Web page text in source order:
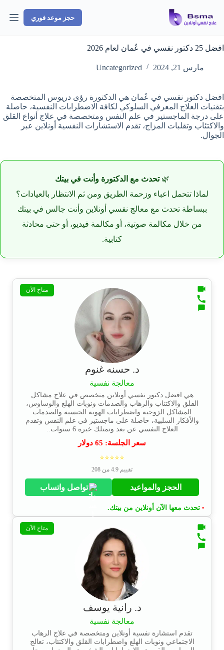
المحتوى
حجز موعد فوري
افضل 25 دكتور نفسي في عُمان لعام 2026
مارس 21, 2024 Uncategorized
افضل دكتور نفسي في عُمان هي الدكتورة رؤى دريوس المتخصصة
بتقنيات العلاج المعرفي السلوكي لكافة الاضطرابات النفسية، حاصلة
على درجة الماجستير في علم النفس ومتخصصة في علاج أنواع القلق
والاكتئاب وتقلبات المزاج، تقدم الاستشارات النفسية أونلاين عبر
الجوال.
🌿تحدث مع الدكتورة وأنت في بيتك
لماذا تتحمل اعباء وزحمة الطريق ومن ثم الانتظار بالعيادات؟
ببساطة تحدث مع معالج نفسي أونلاين وأنت جالس في بيتك
من خلال مكالمة صوتية، أو مكالمة فيديو، أو حتى محادثة
كتابية.
متاح الآن
د. حسنه غنوم
معالجة نفسية
هي افضل دكتور نفسي أونلاين متخصص في علاج مشاكل
القلق والاكتئاب والرهاب والصدمات ونوبات الهلع والوساوس،
المشاكل الزوجية واضطرابات الهوية الجنسية والصدمات
والأفكار السلبية، حاصلة على ماجستير في علم النفس وتقدم
العلاج النفسي عن بعد وتمتلك خبرة 6 سنوات..
سعر الجلسة: 65 دولار
⭐⭐⭐⭐⭐
تقييم 4.9 من 208
الحجز والمواعيد تواصل واتساب
• تحدث معها الآن أونلاين من بيتك.
متاح الآن
د. رانية يوسف
معالجة نفسية
تقدم استشارة نفسية أونلاين ومتخصصة في علاج الرهاب
الاجتماعي ونوبات الهلع واضطرابات القلق والاكتئاب، تعالج